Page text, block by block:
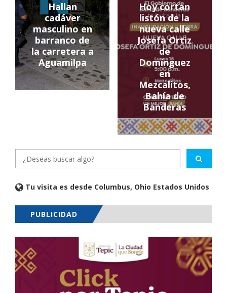
Hallan
cadáver
masculino en
barranco de
la carretera a
Aguamilpa
Hoy cortan
listón de la
nueva calle
Josefa Ortiz
de
Domínguez
en
Mezcalitos,
Bahía de
Banderas
Tu visita es desde Columbus, Ohio Estados Unidos
PUBLICIDAD